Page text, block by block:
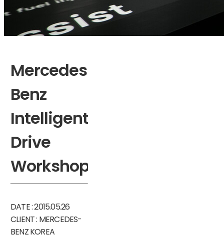
Mercedes-
Benz
Intelligent
Drive
Workshop
DATE : 2015.05.26
CLIENT : MERCEDES-
BENZ KOREA